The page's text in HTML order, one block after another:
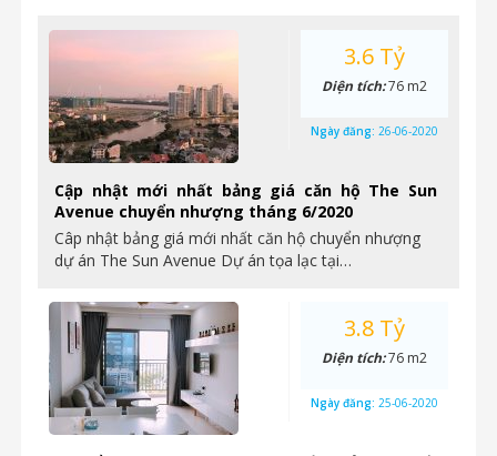
Cập nhật mới nhất bảng giá căn hộ The Sun
Avenue chuyển nhượng tháng 6/2020
Câp nhật bảng giá mới nhất căn hộ chuyển nhượng
dự án The Sun Avenue Dự án tọa lạc tại…
3.6 Tỷ
Diện tích:76 m2
Ngày đăng: 26-06-2020
3.8 Tỷ
Diện tích:76 m2
Ngày đăng: 25-06-2020